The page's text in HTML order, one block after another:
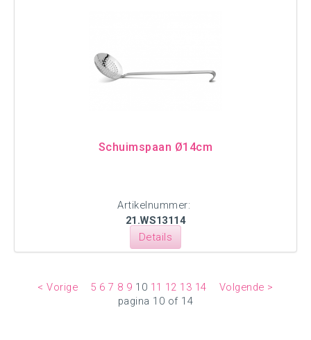
Schuimspaan Ø14cm
Artikelnummer:
21.WS13114
Details
< Vorige 5 6 7 8 9 10 11 12 13 14
Volgende >
pagina 10 of 14